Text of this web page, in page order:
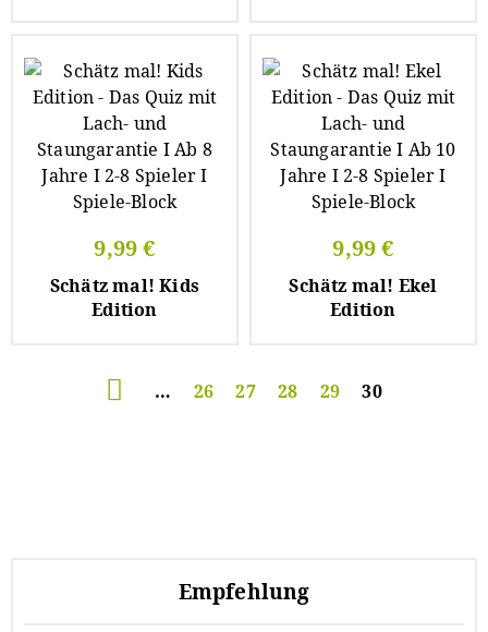
9,99 €
Schätz mal! Kids
Edition
9,99 €
Schätz mal! Ekel
Edition
Seitennummerierung
… Seite
26 Seite
27 Seite
28 Seite
29
Aktuelle
30
Empfehlung